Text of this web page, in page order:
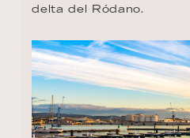
delta del Ródano.